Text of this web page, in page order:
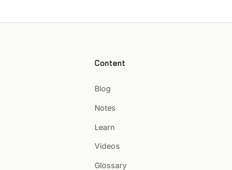
Content
Blog
Notes
Learn
Videos
Glossary